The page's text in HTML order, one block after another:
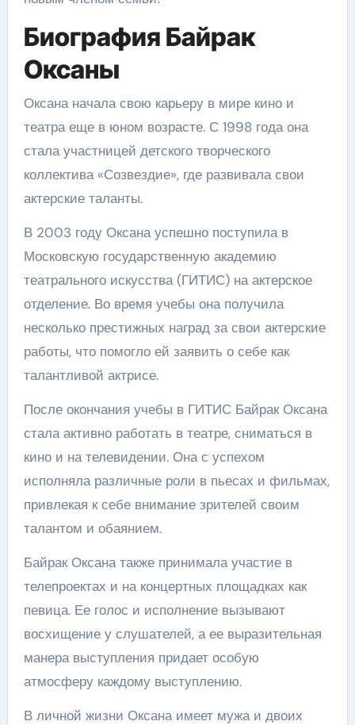
Биография Байрак
Оксаны
Оксана начала свою карьеру в мире кино и
театра еще в юном возрасте. С 1998 года она
стала участницей детского творческого
коллектива «Созвездие», где развивала свои
актерские таланты.
В 2003 году Оксана успешно поступила в
Московскую государственную академию
театрального искусства (ГИТИС) на актерское
отделение. Во время учебы она получила
несколько престижных наград за свои актерские
работы, что помогло ей заявить о себе как
талантливой актрисе.
После окончания учебы в ГИТИС Байрак Оксана
стала активно работать в театре, сниматься в
кино и на телевидении. Она с успехом
исполняла различные роли в пьесах и фильмах,
привлекая к себе внимание зрителей своим
талантом и обаянием.
Байрак Оксана также принимала участие в
телепроектах и на концертных площадках как
певица. Ее голос и исполнение вызывают
восхищение у слушателей, а ее выразительная
манера выступления придает особую
атмосферу каждому выступлению.
В личной жизни Оксана имеет мужа и двоих